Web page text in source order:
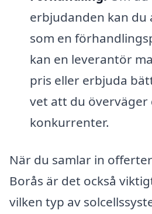
erbjudanden kan du
som en
kan en leverantör
pris eller erbjuda
vet att du överväger
konkurrenter.
När du samlar in
Borås är det också
vilken typ av